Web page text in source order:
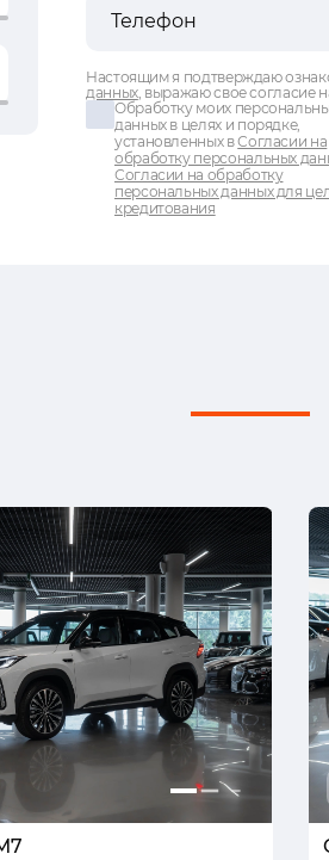
Настоящим я подтверждаю
данных, выражаю свое согласие
Обработку моих
данных в целях и порядке,
установленных вСогласии на
обработку персональных
Согласии на обработку
персональных данных для
кредитования